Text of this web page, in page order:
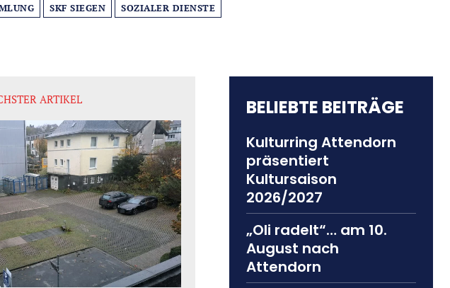
SKF SIEGEN SOZIALER DIENSTE
ARTIKEL BELIEBTE BEITRÄGE
Kulturring Attendorn
präsentiert
Kultursaison
2026/2027
„Oli radelt“… am 10.
August nach
Attendorn